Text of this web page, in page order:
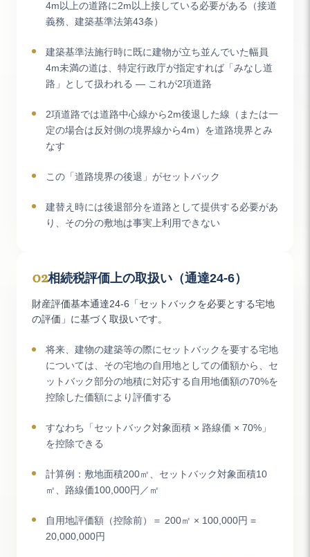
4m以上の道路に2m以上接している必要がある（接道
義務、建築基準法第43条）
建築基準法施行時に既に建物が立ち並んでいた幅員
4m未満の道は、特定行政庁が指定すれば「みなし道
路」として扱われる — これが2項道路
2項道路では道路中心線から2m後退した線（または一
定の場合は反対側の境界線から4m）を道路境界とみ
なす
この「道路境界の後退」がセットバック
建替え時には後退部分を道路として提供する必要があ
り、その分の敷地は事実上利用できない
02相続税評価上の取扱い（通達24-6）
財産評価基本通達24-6「セットバックを必要とする宅地
の評価」に基づく取扱いです。
将来、建物の建築等の際にセットバックを要する宅地
については、その宅地の自用地としての価額から、セ
ットバック部分の地積に対応する自用地価額の70%を
控除した価額により評価する
すなわち「セットバック対象面積 × 路線価 × 70%」
を控除できる
計算例：敷地面積200㎡、セットバック対象面積10
㎡、路線価100,000円／㎡
自用地評価額（控除前）＝ 200㎡ × 100,000円 =
20,000,000円